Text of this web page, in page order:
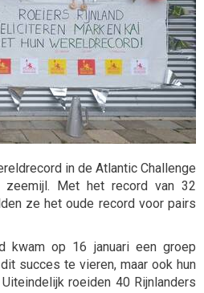
in de Atlantic Challenge
zeemijl. Met het record van 32
ze het oude record voor pairs
kwam op 16 januari een groep
succes te vieren, maar ook hun
roeiden 40 Rijnlanders